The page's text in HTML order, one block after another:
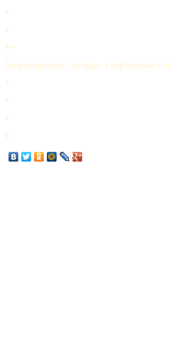
+
+
++
Гипермаркеты, склады, спортивные
+
+
+
+